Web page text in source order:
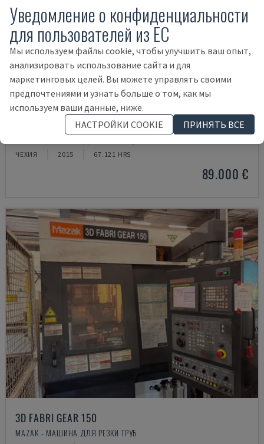
TRULASER TUBE 5000
ЧЕХИЯ 2015 67.121 HRS
89.000 €
3D FABRI GEAR 150
MAZAK - МАШИНА ДЛЯ РЕЗКИ ТРУБ
Уведомление о конфиденциальности
для пользователей из ЕС
Мы используем файлы cookie, чтобы улучшить ваш опыт,
анализировать использование сайта и для
маркетинговых целей. Вы можете управлять своими
предпочтениями и узнать больше о том, как мы
используем ваши данные, ниже.
НАСТРОЙКИ COOKIE
ПРИНЯТЬ ВСЕ